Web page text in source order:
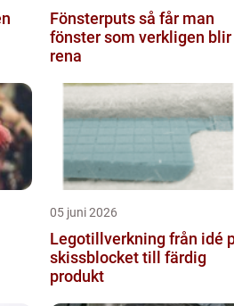
Fönsterputs så får man
fönster som verkligen blir
rena
05 juni 2026
Legotillverkning från idé på
skissblocket till färdig
produkt